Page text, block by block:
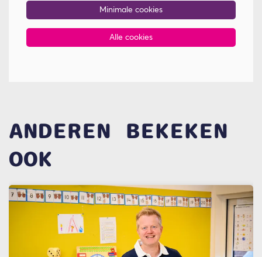
Minimale cookies
Alle cookies
ANDEREN BEKEKEN
OOK